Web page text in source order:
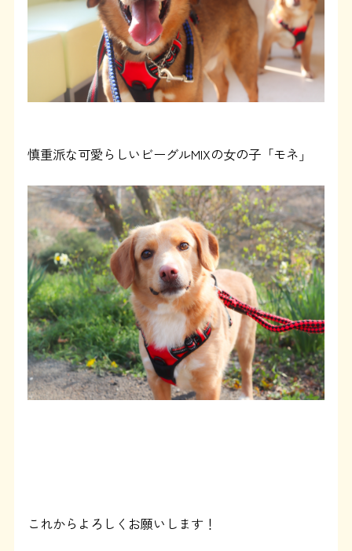
慎重派な可愛らしいビーグルMIXの女の子 「モネ」
これからよろしくお願いします！